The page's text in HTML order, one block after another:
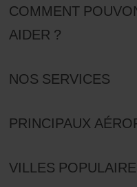
COMMENT
AIDER ?
NOS SERVICES
PRINCIPAUX
VILLES